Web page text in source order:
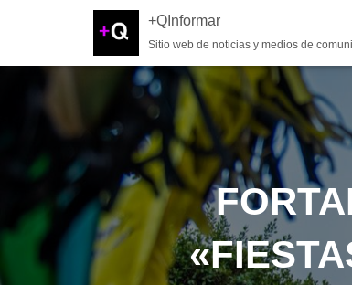
+QInformar
Sitio web de noticias y medios de